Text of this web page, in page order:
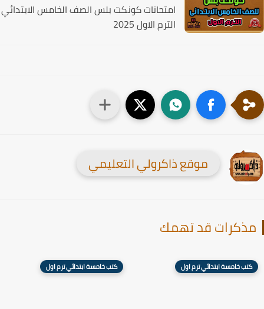
امتحانات كونكت بلس الصف الخامس الابتدائي
الترم الاول 2025
موقع ذاكرولي التعليمي
قد تهمك
كتب خامسة ابتدائي ترم اول كتب خامسة ابتدائي ترم اول